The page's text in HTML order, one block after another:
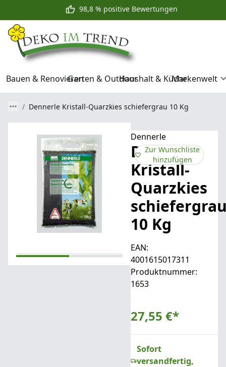
98,8 % positive Bewertungen
Bauen & RenovierenGarten & OutdoorHaushalt & KücheMarkenwelt
Dennerle Kristall-Quarzkies schiefergrau 10 Kg
Dennerle
Dennerle
Kristall-
Quarzkies
10 Kg
EAN:
4001615017311
Produktnummer:
1653
27,55 €*
Zur Wunschliste
hinzufügen
Sofort
versandfertig,